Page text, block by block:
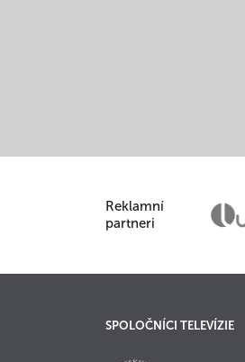
Reklamní
partneri
SPOLOČNÍCI TELEVÍZIE